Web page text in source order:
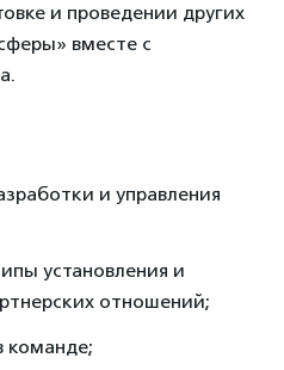
и проведении других
вместе с
и управления
установления и
отношений;
команде;